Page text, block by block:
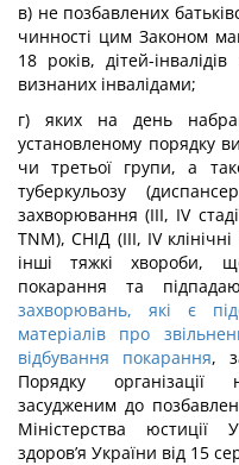
в) не позбавлених
чинності цим Законом
18 років, дітей-
визнаних інвалідами;
г) яких на день
установленому порядку
чи третьої групи, а
туберкульозу
захворювання (III, IV
TNM), СНІД (III, IV
інші тяжкі хвороби,
покарання та
захворювань, які є
матеріалів про
відбування покарання,
Порядку
засудженим до
Міністерства юстиції
здоров’я України від 15